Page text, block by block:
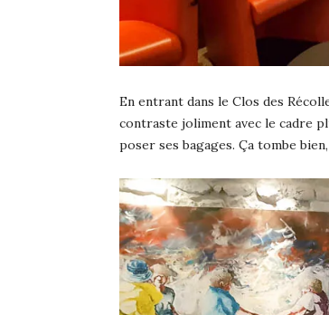
En entrant dans le Clos des
contraste joliment avec le cadre
poser ses bagages. Ça tombe